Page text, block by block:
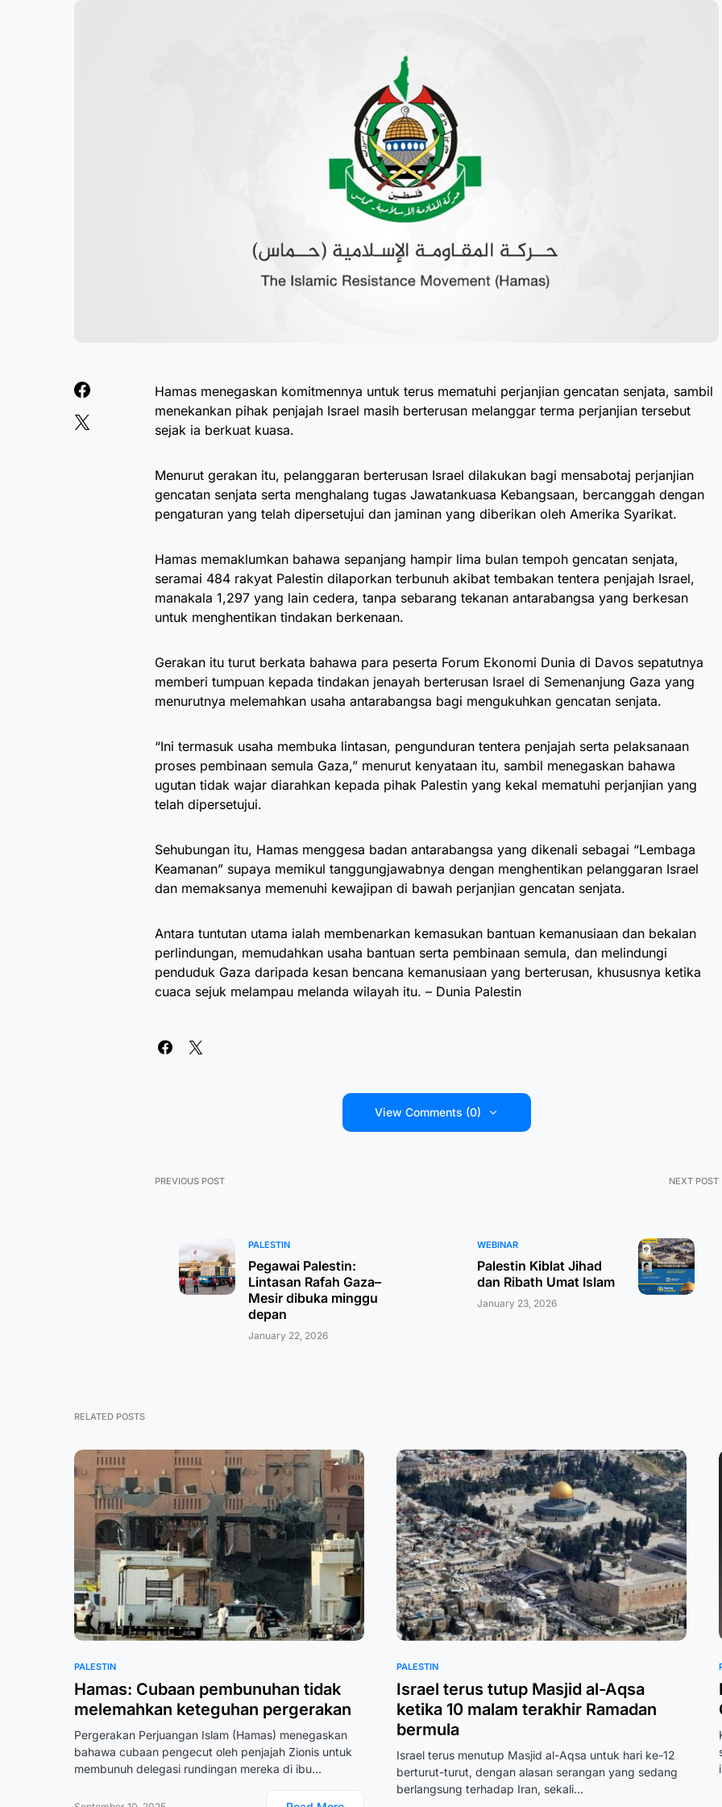
Hamas menegaskan komitmennya untuk terus mematuhi perjanjian gencatan senjata, sambil
menekankan pihak penjajah Israel masih berterusan melanggar terma perjanjian tersebut
sejak ia berkuat kuasa.
Menurut gerakan itu, pelanggaran berterusan Israel dilakukan bagi mensabotaj perjanjian
gencatan senjata serta menghalang tugas Jawatankuasa Kebangsaan, bercanggah dengan
pengaturan yang telah dipersetujui dan jaminan yang diberikan oleh Amerika Syarikat.
Hamas memaklumkan bahawa sepanjang hampir lima bulan tempoh gencatan senjata,
seramai 484 rakyat Palestin dilaporkan terbunuh akibat tembakan tentera penjajah Israel,
manakala 1,297 yang lain cedera, tanpa sebarang tekanan antarabangsa yang berkesan
untuk menghentikan tindakan berkenaan.
Gerakan itu turut berkata bahawa para peserta Forum Ekonomi Dunia di Davos sepatutnya
memberi tumpuan kepada tindakan jenayah berterusan Israel di Semenanjung Gaza yang
menurutnya melemahkan usaha antarabangsa bagi mengukuhkan gencatan senjata.
“Ini termasuk usaha membuka lintasan, pengunduran tentera penjajah serta pelaksanaan
proses pembinaan semula Gaza,” menurut kenyataan itu, sambil menegaskan bahawa
ugutan tidak wajar diarahkan kepada pihak Palestin yang kekal mematuhi perjanjian yang
telah dipersetujui.
Sehubungan itu, Hamas menggesa badan antarabangsa yang dikenali sebagai “Lembaga
Keamanan” supaya memikul tanggungjawabnya dengan menghentikan pelanggaran Israel
dan memaksanya memenuhi kewajipan di bawah perjanjian gencatan senjata.
Antara tuntutan utama ialah membenarkan kemasukan bantuan kemanusiaan dan bekalan
perlindungan, memudahkan usaha bantuan serta pembinaan semula, dan melindungi
penduduk Gaza daripada kesan bencana kemanusiaan yang berterusan, khususnya ketika
cuaca sejuk melampau melanda wilayah itu. – Dunia Palestin
View Comments (0)
PREVIOUS POST
PALESTIN
Pegawai Palestin:
Lintasan Rafah Gaza–
Mesir dibuka minggu
depan
January 22, 2026
NEXT POST
WEBINAR
Palestin Kiblat Jihad
dan Ribath Umat Islam
January 23, 2026
RELATED POSTS
PALESTIN
Hamas: Cubaan pembunuhan tidak
melemahkan keteguhan pergerakan
Pergerakan Perjuangan Islam (Hamas) menegaskan
bahawa cubaan pengecut oleh penjajah Zionis untuk
membunuh delegasi rundingan mereka di ibu…
PALESTIN
Israel terus tutup Masjid al-Aqsa
ketika 10 malam terakhir Ramadan
bermula
Israel terus menutup Masjid al-Aqsa untuk hari ke-12
berturut-turut, dengan alasan serangan yang sedang
berlangsung terhadap Iran, sekali…